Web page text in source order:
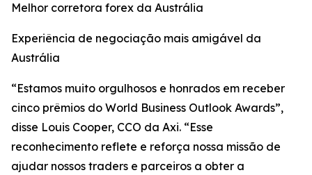
Melhor corretora forex da Austrália
Experiência de negociação mais amigável da
Austrália
“Estamos muito orgulhosos e honrados em receber
cinco prêmios do World Business Outlook Awards”,
disse Louis Cooper, CCO da Axi. “Esse
reconhecimento reflete e reforça nossa missão de
ajudar nossos traders e parceiros a obter a